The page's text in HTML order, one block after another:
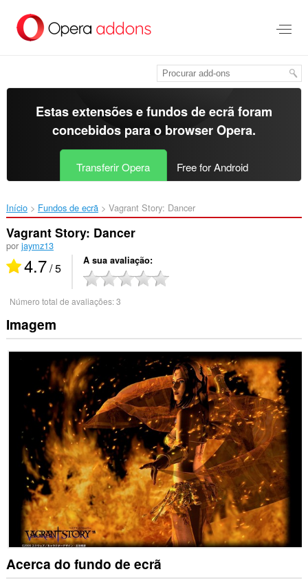
para
Estas extensões e fundos de ecrã foram
concebidos para o browser Opera.
Transferir Opera Free for Android
Início Fundos de ecrã Vagrant Story: Dancer‎
Vagrant Story: Dancer
por jaymz13
4.7/ 5 A sua avaliação
Número total de avaliações:3
Imagem
Acerca do fundo de ecrã